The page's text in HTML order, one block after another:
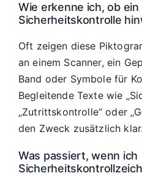
Wie erkenne ich, ob
Sicherheitskontrolle
Oft zeigen diese
an einem Scanner, ein
Band oder Symbole für
Begleitende Texte wie
„Zutrittskontrolle“ oder
den Zweck zusätzlich klar.
Was passiert, wenn ich